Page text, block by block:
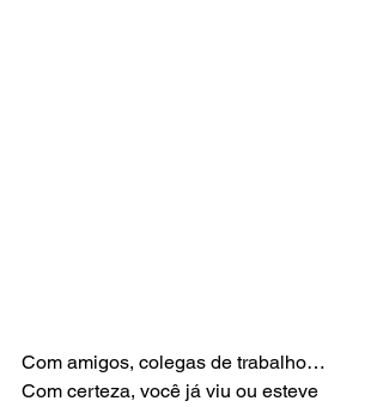
Com amigos, colegas de trabalho…
Com certeza, você já viu ou esteve